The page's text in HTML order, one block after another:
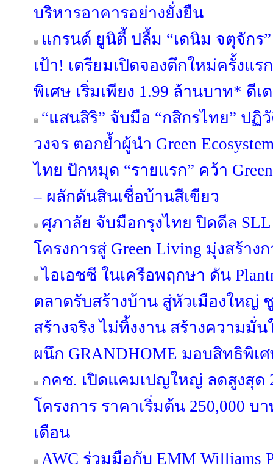
บริหารอาคารอย่างยั่งยืน
แกรนด์ ยูนิตี้ ปลื้ม “เดนิม จตุจักร
เป้า! เตรียมเปิดจองตึกใหม่ครั้งแ
พิเศษ เริ่มเพียง 1.99 ล้านบาท* ดีเ
“แสนสิริ” จับมือ “กสิกรไทย” ปฏิ
วงจร ตอกย้ำผู้นำ Green
ไทย ปักหมุด “รายแรก” คว้า
– ผลักดันสินเชื่อบ้านสีเขียว
ศุภาลัย จับมือกรุงไทย ปิดดีล
โครงการสู่ Green Living มุ่งสร้าง
ไอเอชซี ในเครือพฤกษา ดัน
ตลาดรับสร้างบ้าน สู่หัวเมืองใหญ่
สร้างจริง ไม่ทิ้งงาน สร้างความมั่
ผนึก GRANDHOME มอบสิทธิพิเ
กคช. เปิดแคมเปญใหญ่ ลดสูงสุด
โครงการ ราคาเริ่มต้น 250,000 บ
เดือน
AWC ร่วมมือกับ EMM Williams